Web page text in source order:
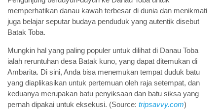
memperhatikan danau kawah terbesar di dunia dan menikmati
juga belajar seputar budaya penduduk yang autentik disebut
Batak Toba.
Mungkin hal yang paling populer untuk dilihat di Danau Toba
ialah reruntuhan desa Batak kuno, yang dapat ditemukan di
Ambarita. Di sini, Anda bisa menemukan tempat duduk batu
yang diaplikasikan untuk pertemuan oleh raja setempat, dan
keduanya merupakan batu penyiksaan dan batu siksa yang
pernah dipakai untuk eksekusi. (Source: tripsavvy.com)